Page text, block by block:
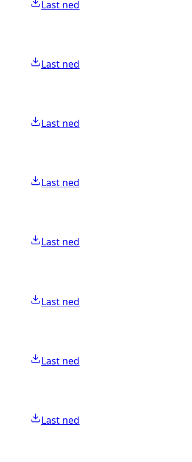
Last ned
Last ned
Last ned
Last ned
Last ned
Last ned
Last ned
Last ned